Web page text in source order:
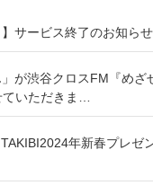
】サービス終了のお知らせ
が渋谷クロスFM『めざ
いただきま…
TAKIBI2024年新春プレゼ